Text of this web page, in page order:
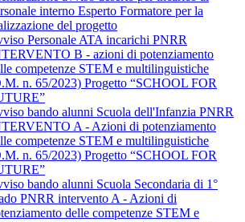
interno Esperto Formatore per la
del progetto
Personale ATA incarichi PNRR
B - azioni di potenziamento
competenze STEM e multilinguistiche
n. 65/2023) Progetto “SCHOOL FOR
bando alunni Scuola dell'Infanzia PNRR
A - Azioni di potenziamento
competenze STEM e multilinguistiche
n. 65/2023) Progetto “SCHOOL FOR
bando alunni Scuola Secondaria di 1°
PNRR intervento A - Azioni di
delle competenze STEM e